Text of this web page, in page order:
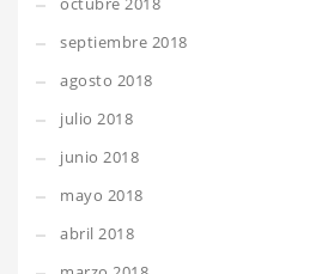
septiembre 2018
agosto 2018
julio 2018
junio 2018
mayo 2018
abril 2018